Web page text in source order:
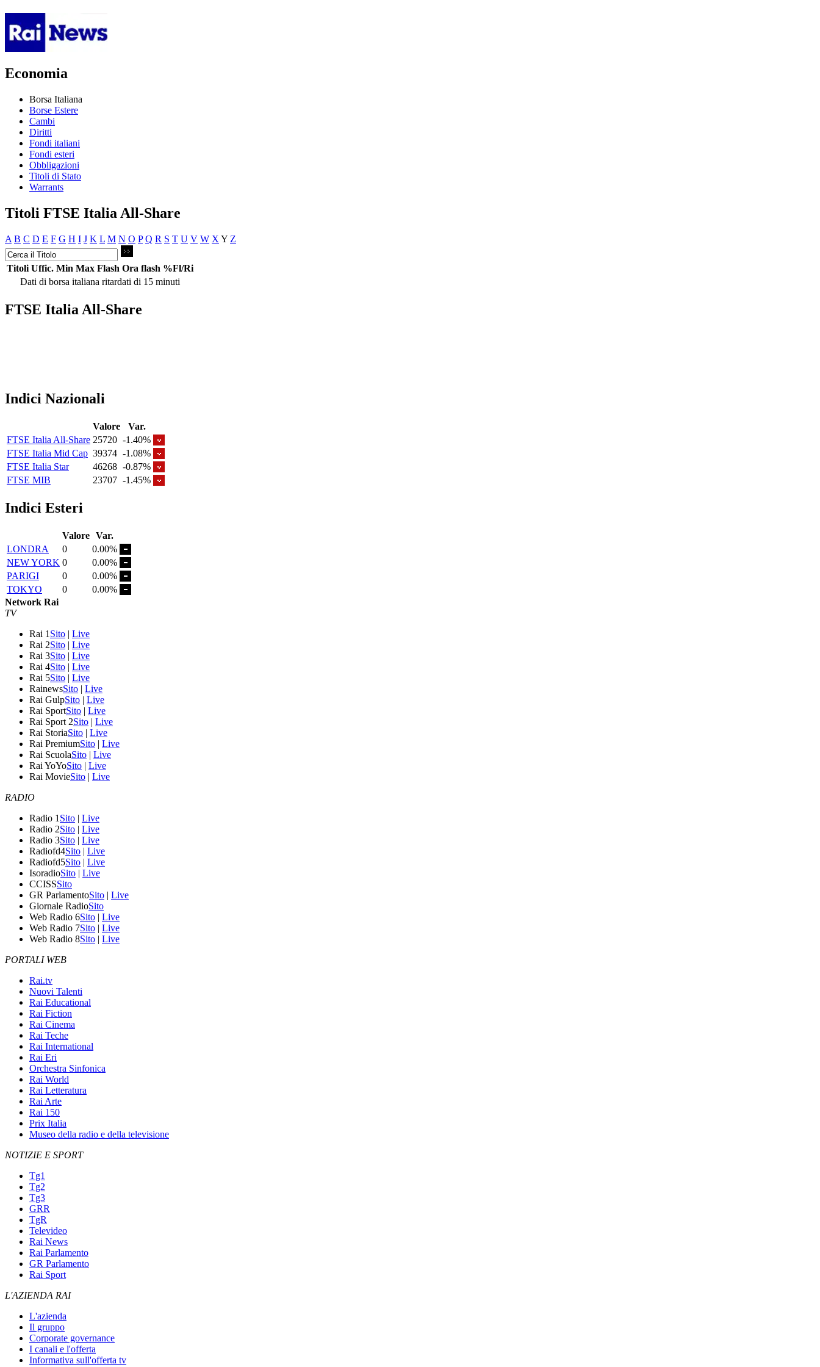
Economia
Borsa Italiana
Borse Estere
Cambi
Diritti
Fondi italiani
Fondi esteri
Obbligazioni
Titoli di Stato
Warrants
Titoli FTSE Italia All-Share
A B C D E F G H I J K L M N O P Q R S T U V W X Y Z
Titoli Uffic. Min Max Flash Ora flash %Fl/Ri
Dati di borsa italiana ritardati di 15 minuti
FTSE Italia All-Share
Indici Nazionali
Valore
Var.
FTSE Italia All-Share 25720 -1.40%
FTSE Italia Mid Cap 39374 -1.08%
FTSE Italia Star
46268 -0.87%
FTSE MIB
23707 -1.45%
Indici Esteri
Valore Var.
LONDRA
0
0.00%
NEW YORK 0
0.00%
PARIGI
0
0.00%
TOKYO
0
0.00%
Network Rai
TV
Rai 1 Sito | Live
Rai 2Sito | Live
Rai 3Sito | Live
Rai 4Sito | Live
Rai 5Sito | Live
RainewsSito | Live
Rai GulpSito | Live
Rai SportSito | Live
Rai Sport 2Sito | Live
Rai StoriaSito | Live
Rai PremiumSito | Live
Rai ScuolaSito | Live
Rai YoYoSito | Live
Rai MovieSito | Live
RADIO
Radio 1 Sito | Live
Radio 2Sito | Live
Radio 3Sito | Live
Radiofd4Sito | Live
Radiofd5Sito | Live
IsoradioSito | Live
CCISSSito
GR ParlamentoSito | Live
Giornale RadioSito
Web Radio 6Sito | Live
Web Radio 7Sito | Live
Web Radio 8Sito | Live
PORTALI WEB
Rai.tv
Nuovi Talenti
Rai Educational
Rai Fiction
Rai Cinema
Rai Teche
Rai International
Rai Eri
Orchestra Sinfonica
Rai World
Rai Letteratura
Rai Arte
Rai 150
Prix Italia
Museo della radio e della televisione
NOTIZIE E SPORT
Tg1
Tg2
Tg3
GRR
TgR
Televideo
Rai News
Rai Parlamento
GR Parlamento
Rai Sport
L'AZIENDA RAI
L'azienda
Il gruppo
Corporate governance
I canali e l'offerta
Informativa sull'offerta tv